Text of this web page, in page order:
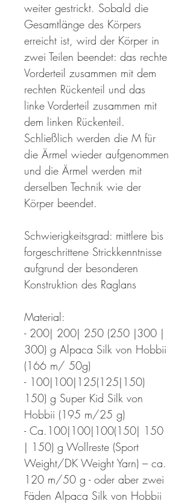
weiter gestrickt. Sobald die
Gesamtlänge des Körpers
erreicht ist, wird der Körper in
zwei Teilen beendet: das rechte
Vorderteil zusammen mit dem
rechten Rückenteil und das
linke Vorderteil zusammen mit
dem linken Rückenteil.
Schließlich werden die M für
die Ärmel wieder aufgenommen
und die Ärmel werden mit
derselben Technik wie der
Körper beendet.
Schwierigkeitsgrad: mittlere bis
forgeschrittene Strickkenntnisse
aufgrund der besonderen
Konstruktion des Raglans
Material:
- 200| 200| 250 (250 |300 |
300) g Alpaca Silk von Hobbii
(166 m/ 50g)
- 100|100|125(125|150)
150) g Super Kid Silk von
Hobbii (195 m/25 g)
- Ca.100|100|100(150| 150
| 150) g Wollreste (Sport
Weight/DK Weight Yarn) – ca.
120 m/50 g - oder aber zwei
Fäden Alpaca Silk von Hobbii